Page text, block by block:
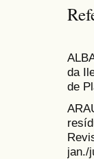
da
de
jan./